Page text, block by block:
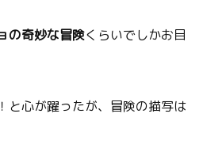
の奇妙な冒険くらいでしかお目
と心が躍ったが、冒険の描写は